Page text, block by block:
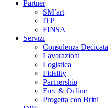
Partner
SM’art
ITP
FINSA
Servizi
Consulenza Dedicata
Lavorazioni
Logistica
Fidelity
Partnership
Free & Online
Progetta con Brini